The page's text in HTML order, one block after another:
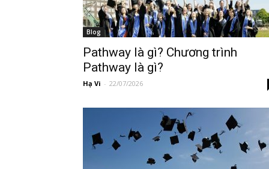
Blog
Pathway là gì? Chương trình
Pathway là gì?
Hạ Vi - 22/07/2026